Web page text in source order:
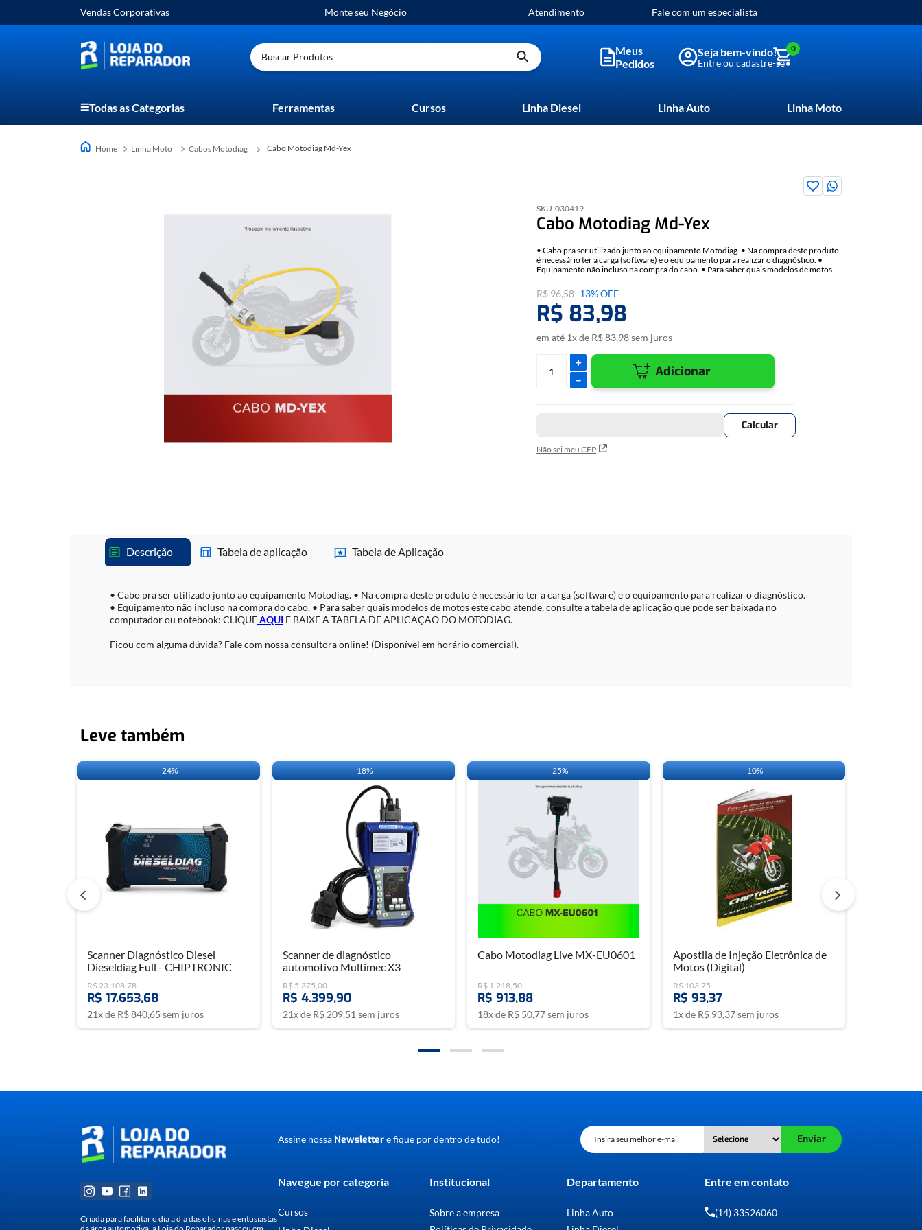
Vendas Corporativas Monte seu Negócio Atendimento Fale com um especialista
Buscar Produtos
Meus
Pedidos
0
Cursos Linha Diesel Linha Auto Linha Moto
Ferramentas
Todas as Categorias
Linha Moto Cabos Motodiag Cabo Motodiag Md-Yex
SKU-030419
Cabo Motodiag Md-Yex
• Cabo pra ser utilizado junto ao equipamento Motodiag. • Na compra deste produto
é necessário ter a carga (software) e o equipamento para realizar o diagnóstico. •
Equipamento não incluso na compra do cabo. • Para saber quais modelos de motos
ou notebook: CLIQUEAQUI
Ficou com alguma dúvida? Fale com nossa consultora online! (Disponível em horário
comercial).
R$96,58 13%OFF
R$ 83,98
em até 1x de R$83,98sem juros
＋
－
Adicionar
Não sei meu CEP
Descrição Tabela de aplicação Tabela de Aplicação
• Cabo pra ser utilizado junto ao equipamento Motodiag. • Na compra deste produto é necessário ter a carga (software) e o equipamento para realizar o diagnóstico.
• Equipamento não incluso na compra do cabo. • Para saber quais modelos de motos este cabo atende, consulte a tabela de aplicação que pode ser baixada no
computador ou notebook: CLIQUEAQUI E BAIXE A TABELA DE APLICAÇÃO DO MOTODIAG.
Ficou com alguma dúvida? Fale com nossa consultora online! (Disponível em horário comercial).
Leve também
-24%
Scanner Diagnóstico Diesel
Dieseldiag Full - CHIPTRONIC
R$23.108,78
R$ 17.653,68
21x de R$840,65 sem juros
-18%
Scanner de diagnóstico
automotivo Multimec X3
R$5.375,00
R$ 4.399,90
21x de R$ 209,51 sem juros
-25%
Cabo Motodiag Live MX-EU0601
R$1.218,50
R$ 913,88
18x de R$ 50,77sem juros
-10%
Apostila de Injeção Eletrônica de
Motos (Digital)
R$103,75
R$ 93,37
1x de R$ 93,37sem juros
Criada para facilitar o dia a dia das oficinas e entusiastas
Assine nossa Newslettere fique por dentro de tudo! Enviar
Navegue por categoria
Cursos
Institucional
Sobre a empresa
Departamento
Linha Auto
Entre em contato
(14) 33526060